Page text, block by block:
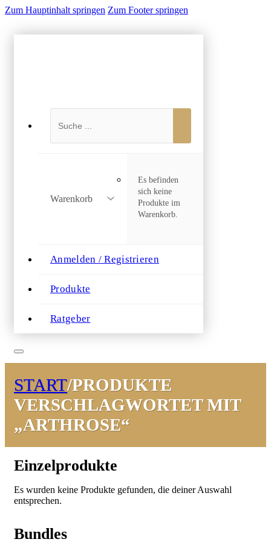
Zum Hauptinhalt springen Zum Footer springen
Suchen
Warenkorb
Es befinden
sich keine
Produkte im
Warenkorb.
Anmelden / Registrieren
Produkte
Ratgeber
START/PRODUKTE
VERSCHLAGWORTET MIT
„ARTHROSE“
Einzelprodukte
Es wurden keine Produkte gefunden, die deiner Auswahl
entsprechen.
Bundles